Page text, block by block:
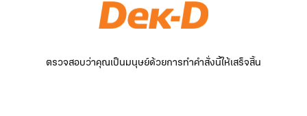
ตรวจสอบว่าคุณเป็นมนุษย์ด้วยการทำคำสั่งนี้ให้เสร็จสิ้น